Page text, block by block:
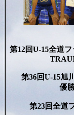
第12回U-15全道
第36回U-15旭
優
第23回全道